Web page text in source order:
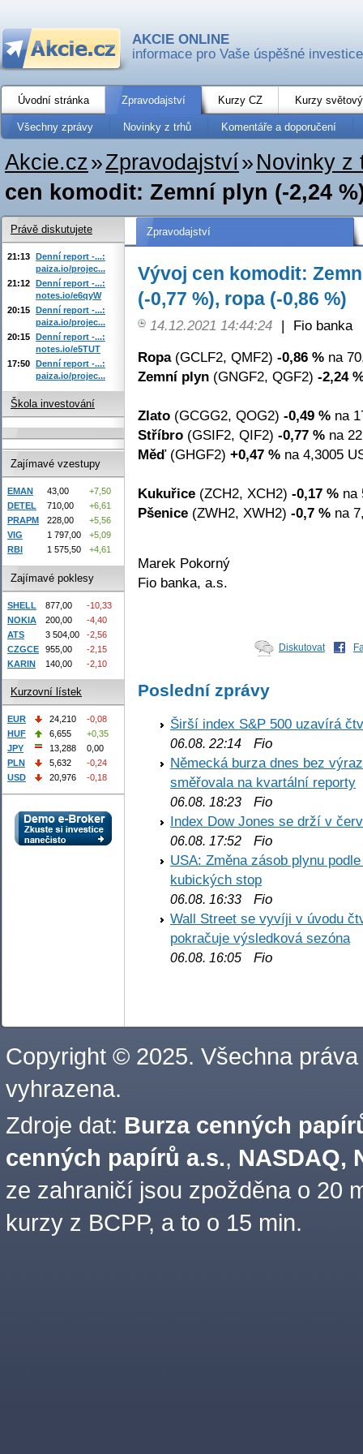
AKCIE ONLINE
informace pro Vaše úspěšné investice
Úvodní stránka Zpravodajství Kurzy CZ Kurzy
Všechny zprávy Novinky z trhů Komentáře a doporučení
Akcie.cz»Zpravodajství» Novinky z
cen komodit: Zemní plyn (-2,24
Zpravodajství
Vývoj cen komodit:
(-0,77 %), ropa (-0,86 %)
14.12.2021 14:44:24 |
Fio banka
Ropa(GCLF2, QMF2) -0,86 % na
Zemní plyn (GNGF2, QGF2) -2,24
Zlato (GCGG2, QOG2) -0,49 % na
Stříbro (GSIF2, QIF2) -0,77 % na
Měď(GHGF2) +0,47 % na 4,3005
Kukuřice (ZCH2, XCH2) -0,17 % na
Pšenice (ZWH2, XWH2) -0,7 % na
Marek Pokorný
Fio banka, a.s.
Diskutovat
Poslední zprávy
Širší index S&P 500 uzavírá
06.08. 22:14 Fio
Německá burza dnes bez
směřovala na kvartální reporty
06.08. 18:23 Fio
Index Dow Jones se drží v
06.08. 17:52 Fio
USA: Změna zásob plynu
kubických stop
06.08. 16:33 Fio
Wall Street se vyvíji v úvodu
pokračuje výsledková sezóna
06.08. 16:05 Fio
Právě diskutujete
21:13 Denní report -...:
paiza.io/projec...
21:12 Denní report -...:
notes.io/e6qyW
20:15 Denní report -...:
paiza.io/projec...
20:15 Denní report -...:
notes.io/e5TUT
17:50 Denní report -...:
paiza.io/projec...
Škola investování
Zajímavé vzestupy
EMAN 43,00
+7,50
DETEL
710,00
+6,61
PRAPM
228,00
+5,56
VIG
1 797,00
+5,09
RBI
1 575,50 +4,61
Zajímavé poklesy
SHELL 877,00
-10,33
NOKIA
200,00
-4,40
ATS
3 504,00
-2,56
CZGCE
955,00
-2,15
KARIN
140,00 -2,10
Kurzovní lístek
EUR 24,210
-0,08
HUF
6,655
+0,35
JPY
13,288
0,00
PLN
5,632
-0,24
USD
20,976 -0,18
Copyright © 2025. Všechna práva
vyhrazena.
Zdroje dat: Burza cenných
cenných papírů a.s., NASDAQ,
ze zahraničí jsou zpožděna o 20
kurzy z BCPP, a to o 15 min.